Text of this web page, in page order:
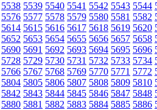
5538 5539 5540 5541 5542 5543 5544
5576 5577 5578 5579 5580 5581 5582
5614 5615 5616 5617 5618 5619 5620
5652 5653 5654 5655 5656 5657 5658
5690 5691 5692 5693 5694 5695 5696
5728 5729 5730 5731 5732 5733 5734
5766 5767 5768 5769 5770 5771 5772
5804 5805 5806 5807 5808 5809 5810
5842 5843 5844 5845 5846 5847 5848
5880 5881 5882 5883 5884 5885 5886